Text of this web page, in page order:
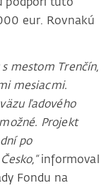
eur. Rovnakú
mestom Trenčín,
mesiacmi.
ľadového
Projekt
po
informoval
Fondu na